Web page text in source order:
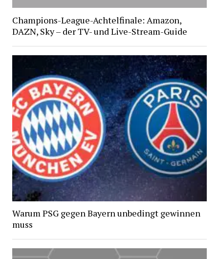
Champions-League-Achtelfinale: Amazon,
DAZN, Sky – der TV- und Live-Stream-Guide
Warum PSG gegen Bayern unbedingt gewinnen
muss